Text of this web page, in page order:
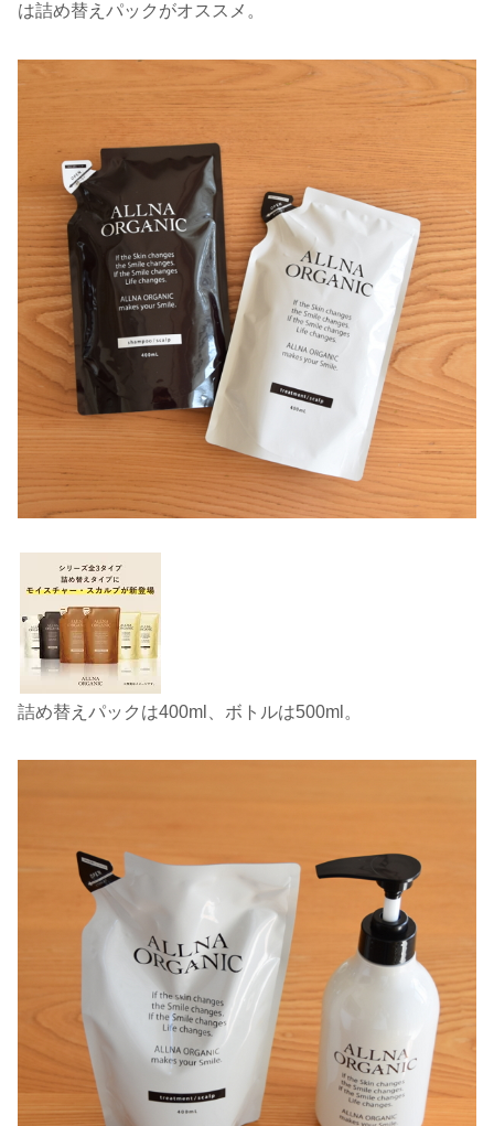
は詰め替えパックがオススメ。
詰め替えパックは400ml、ボトルは500ml。